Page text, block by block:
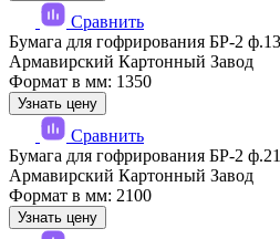
Сравнить
Бумага для гофрирования БР-2
Армавирский Картонный Завод
Формат в мм: 1350
Узнать цену
Сравнить
Бумага для гофрирования БР-2
Армавирский Картонный Завод
Формат в мм: 2100
Узнать цену